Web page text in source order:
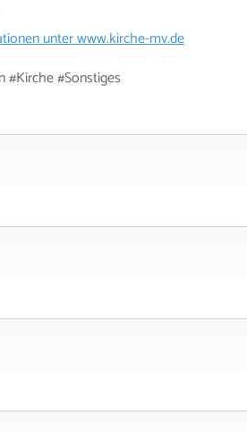
unterwww.kirche-mv.de
#Kirche #Sonstiges